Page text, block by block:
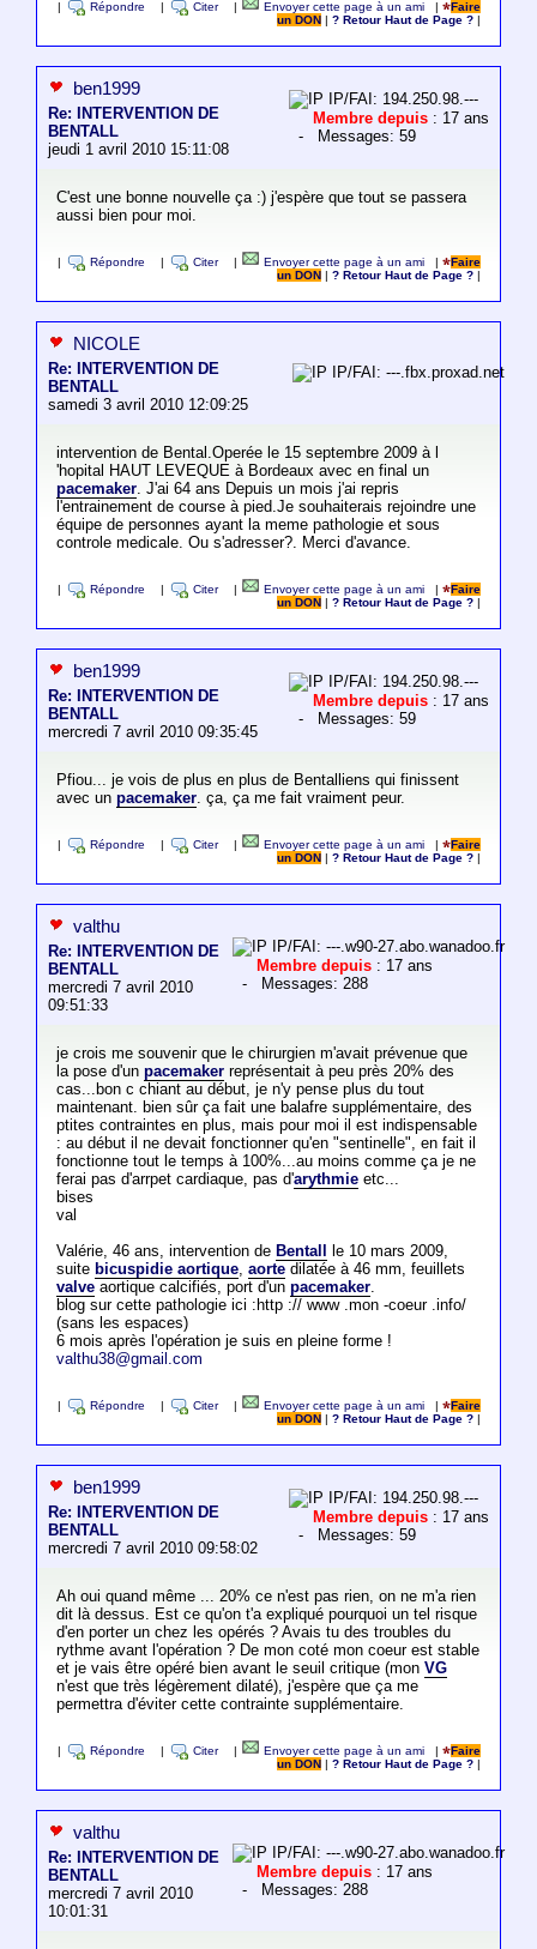
Répondre Citer Envoyer cette page à un ami |
Faire
un DON
|? Retour Haut de Page ?
ben1999
Re: INTERVENTION DE
BENTALL
jeudi 1 avril 2010 15:11:08
IP/FAI: 194.250.98.---
Membre depuis : 17 ans
- Messages: 59
C'est une bonne nouvelle ça :) j'espère que tout se passera
aussi bien pour moi.
Répondre Citer Envoyer cette page à un ami |
Faire
un DON
|? Retour Haut de Page ?
NICOLE
Re: INTERVENTION DE
BENTALL
samedi 3 avril 2010 12:09:25
IP/FAI: ---.fbx.proxad.net
intervention de Bental.Operée le 15 septembre 2009 à l
'hopital HAUT LEVEQUE à Bordeaux avec en final un
pacemaker. J'ai 64 ans Depuis un mois j'ai repris
l'entrainement de course à pied.Je souhaiterais rejoindre une
équipe de personnes ayant la meme pathologie et sous
controle medicale. Ou s'adresser?. Merci d'avance.
Répondre Citer Envoyer cette page à un ami |
Faire
un DON
|? Retour Haut de Page ?
ben1999
Re: INTERVENTION DE
BENTALL
mercredi 7 avril 2010 09:35:45
IP/FAI: 194.250.98.---
Membre depuis : 17 ans
- Messages: 59
Pfiou... je vois de plus en plus de Bentalliens qui finissent
avec un pacemaker. ça, ça me fait vraiment peur.
Répondre Citer Envoyer cette page à un ami |
Faire
un DON
|? Retour Haut de Page ?
valthu
Re: INTERVENTION DE
BENTALL
mercredi 7 avril 2010
09:51:33
IP/FAI: ---.w90-27.abo.wanadoo.fr
Membre depuis : 17 ans
- Messages: 288
je crois me souvenir que le chirurgien m'avait prévenue que
la pose d'un pacemakerreprésentait à peu près 20% des
cas...bon c chiant au début, je n'y pense plus du tout
maintenant. bien sûr ça fait une balafre supplémentaire, des
ptites contraintes en plus, mais pour moi il est indispensable
: au début il ne devait fonctionner qu'en "sentinelle", en fait il
fonctionne tout le temps à 100%...au moins comme ça je ne
ferai pas d'arrpet cardiaque, pas d'arythmieetc...
bises
val
Valérie, 46 ans, intervention de Bentall
le 10 mars 2009,
suite bicuspidie aortique, aortedilatée à 46 mm, feuillets
valveaortique calcifiés, port d'un pacemaker.
blog sur cette pathologie ici :http :// www .mon -coeur .info/
(sans les espaces)
6 mois après l'opération je suis en pleine forme !
valthu38@gmail.com
Répondre Citer Envoyer cette page à un ami |
Faire
un DON
|? Retour Haut de Page ?
ben1999
Re: INTERVENTION DE
BENTALL
mercredi 7 avril 2010 09:58:02
IP/FAI: 194.250.98.---
Membre depuis : 17 ans
- Messages: 59
Ah oui quand même ... 20% ce n'est pas rien, on ne m'a rien
dit là dessus. Est ce qu'on t'a expliqué pourquoi un tel risque
d'en porter un chez les opérés ? Avais tu des troubles du
rythme avant l'opération ? De mon coté mon coeur est stable
et je vais être opéré bien avant le seuil critique (mon VG
n'est que très légèrement dilaté), j'espère que ça me
permettra d'éviter cette contrainte supplémentaire.
Répondre Citer Envoyer cette page à un ami |
Faire
un DON
|? Retour Haut de Page ?
valthu
Re: INTERVENTION DE
BENTALL
mercredi 7 avril 2010
10:01:31
IP/FAI: ---.w90-27.abo.wanadoo.fr
Membre depuis : 17 ans
- Messages: 288